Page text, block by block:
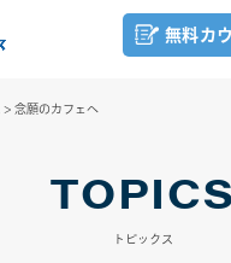
無料カ
> 念願のカフェへ
TOPICS
トピックス